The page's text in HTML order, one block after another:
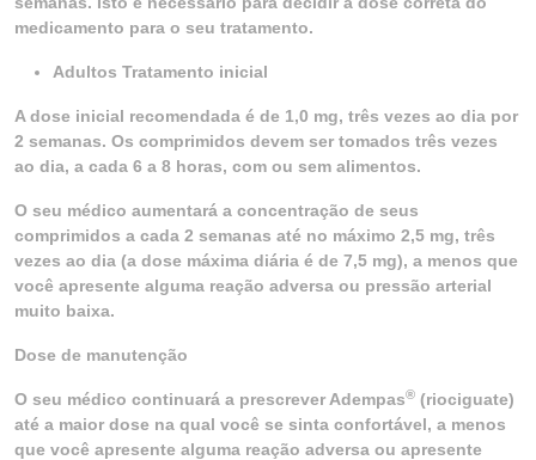
medicamento para o seu tratamento.
Adultos Tratamento inicial
A dose inicial recomendada é de 1,0 mg, três vezes ao dia por
2 semanas. Os comprimidos devem ser tomados três vezes
ao dia, a cada 6 a 8 horas, com ou sem alimentos.
O seu médico aumentará a concentração de seus
comprimidos a cada 2 semanas até no máximo 2,5 mg, três
vezes ao dia (a dose máxima diária é de 7,5 mg), a menos que
você apresente alguma reação adversa ou pressão arterial
muito baixa.
Dose de manutenção
O seu médico continuará a prescrever Adempas® (riociguate)
até a maior dose na qual você se sinta confortável, a menos
que você apresente alguma reação adversa ou apresente